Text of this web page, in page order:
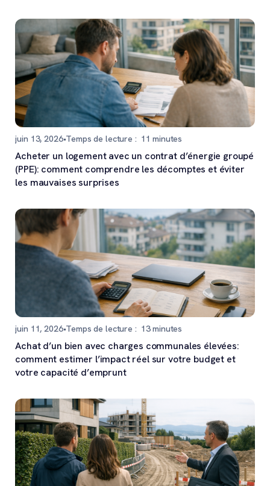
juin 13, 2026•Temps de lecture : 11 minutes
Acheter un logement avec un contrat d’énergie groupé
(PPE): comment comprendre les décomptes et éviter
les mauvaises surprises
juin 11, 2026•Temps de lecture : 13minutes
Achat d’un bien avec charges communales élevées:
comment estimer l’impact réel sur votre budget et
votre capacité d’emprunt